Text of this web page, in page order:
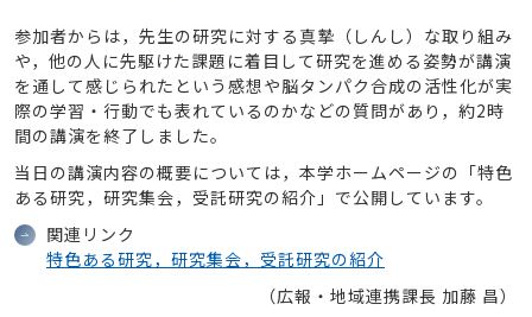
参加者からは，先生の研究に対する真摯（しんし）な取り組み
や，他の人に先駆けた課題に着目して研究を進める姿勢が講演
を通して感じられたという感想や脳タンパク合成の活性化が実
際の学習・行動でも表れているのかなどの質問があり，約2時
間の講演を終了しました。
当日の講演内容の概要については，本学ホームページの「特色
ある研究，研究集会，受託研究の紹介」で公開しています。
関連リンク
特色ある研究，研究集会，受託研究の紹介
（広報・地域連携課長 加藤 昌）